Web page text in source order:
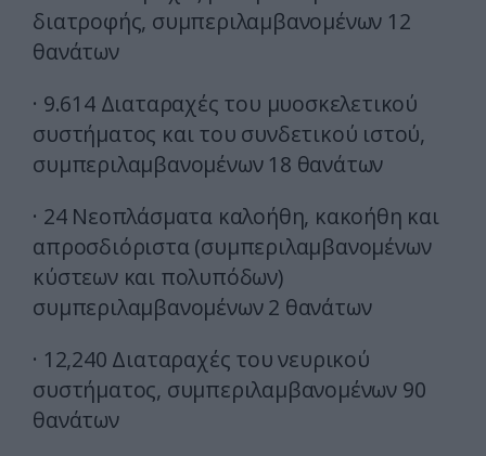
διατροφής, συμπεριλαμβανομένων 12
θανάτων
· 9.614 Διαταραχές του μυοσκελετικού
συστήματος και του συνδετικού ιστού,
συμπεριλαμβανομένων 18 θανάτων
· 24 Νεοπλάσματα καλοήθη, κακοήθη και
απροσδιόριστα (συμπεριλαμβανομένων
κύστεων και πολυπόδων)
συμπεριλαμβανομένων 2 θανάτων
· 12,240 Διαταραχές του νευρικού
συστήματος, συμπεριλαμβανομένων 90
θανάτων